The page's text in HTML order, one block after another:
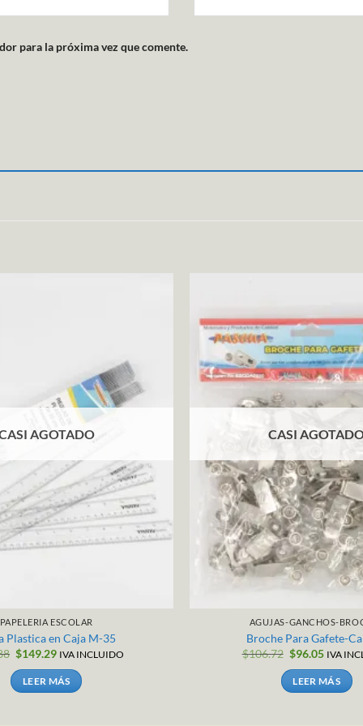
para la próxima vez que comente.
AGOTADO
PAPELERIA ESCOLAR
Plastica en Caja M-35
El
original
era:
$149.29El
actual
es:
IVA INCLUIDO
LEER MÁS
CASI
AGUJAS-GANCHOS-
Broche Para Gafete-
$106.72 El
original
era:
$96.05El
actual
es:
IVA
LEER MÁS